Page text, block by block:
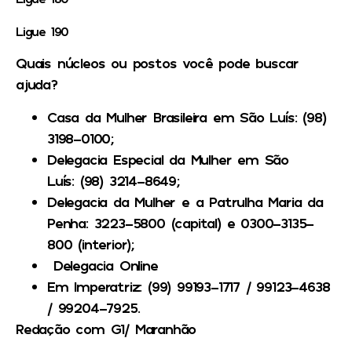
Ligue 190
Quais núcleos ou postos você pode buscar
ajuda?
Casa da Mulher Brasileira em São Luís: (98)
3198-0100;
Delegacia Especial da Mulher em São
Luís: (98) 3214-8649;
Delegacia da Mulher e a Patrulha Maria da
Penha:3223-5800 (capital) e 0300-3135-
800 (interior);
Delegacia Online
Em Imperatriz: (99) 99193-1717 / 99123-4638
/ 99204-7925.
Redação com G1/ Maranhão